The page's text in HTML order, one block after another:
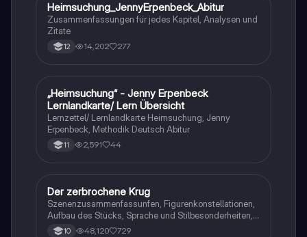
Deutsch
Heimsuchung_JennyErpenbeck_Abitur
Zusammenfassungen für jedes Kapitel, Analysen und
Zitate
12 14,202 277
Deutsch
„Heimsuchung“ - Jenny Erpenbeck
Lernlandkarte/ Lern Übersicht
Lernzettel/ Lernlandkarte Heimsuchung, Jenny
Erpenbeck, Methodik Deutsch Abitur
11 2,591 44
Deutsch
Der zerbrochene Krug
Szenenzusammenfassunfen, Figurenkonstellationen,
Aufbau des Stücks, Sprache und Stilbesonderheiten,
Aussageabsicht, Thematik, Interpretation
10 48,120 729